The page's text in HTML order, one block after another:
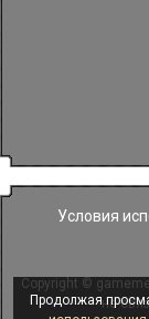
Условия
Copyright ©
не
Продолжая